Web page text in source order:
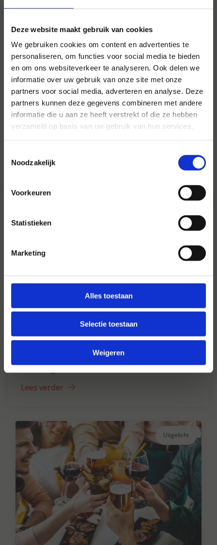
Deze website maakt gebruik van cookies
We gebruiken cookies om content en advertenties te
personaliseren, om functies voor social media te bieden
en om ons websiteverkeer te analyseren. Ook delen we
informatie over uw gebruik van onze site met onze
partners voor social media, adverteren en analyse. Deze
partners kunnen deze gegevens combineren met andere
informatie die u aan ze heeft verstrekt of die ze hebben
verzameld op basis van uw gebruik van hun services.
Noodzakelijk
Voorkeuren
Statistieken
Marketing
Alles toestaan
Selectie toestaan
Weigeren
Voor al uw evenementen en
partijen
Hansen Evenementen is uw partner voor
Hansen Dranken sinds 1947
Al ruim 75 jaar uw grote onafhankelijke
Lees verder
Uitgelicht